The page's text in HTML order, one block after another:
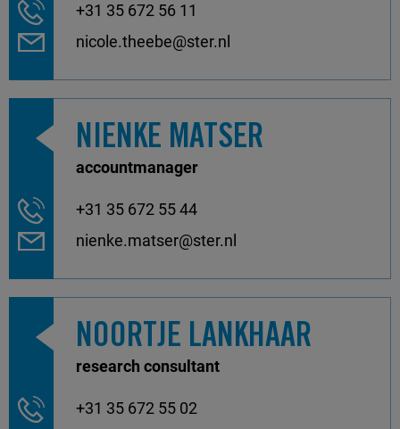
+31 35 672 56 11
nicole.theebe@ster.nl
NIENKE MATSER
accountmanager
+31 35 672 55 44
nienke.matser@ster.nl
NOORTJE LANKHAAR
research consultant
+31 35 672 55 02